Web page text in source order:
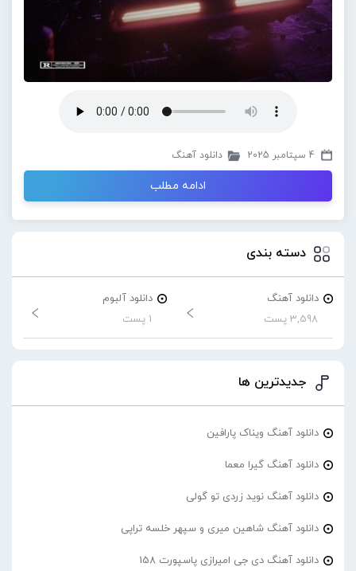
4 سپتامبر 2025 دانلود آهنگ
ادامه مطلب
دسته بندی
دانلود آهنگ
3,598 پست
دانلود آلبوم
1 پست
جدیدترین ها
دانلود آهنگ ویناک پارافین
دانلود آهنگ گیرا معما
دانلود آهنگ نوید زردی تو گولی
دانلود آهنگ شاهین میری و سپهر خلسه تراپی
دانلود آهنگ دی جی امیرازی پاسپورت 158